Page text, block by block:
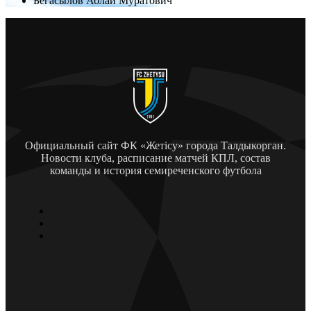
Официальный сайт ФК «Жетісу» города Талдыкорган.
Новости клуба, расписание матчей КПЛ, состав
команды и история семиреченского футбола